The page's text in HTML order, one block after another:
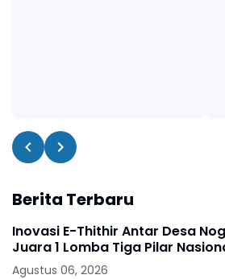
Berita Terbaru
Inovasi E-Thithir Antar Desa
Juara 1 Lomba Tiga Pilar
Agustus 06, 2026